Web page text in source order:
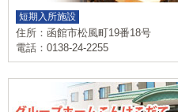
短期入所施設
住所：函館市松風町19番18号
電話：0138-24-2255